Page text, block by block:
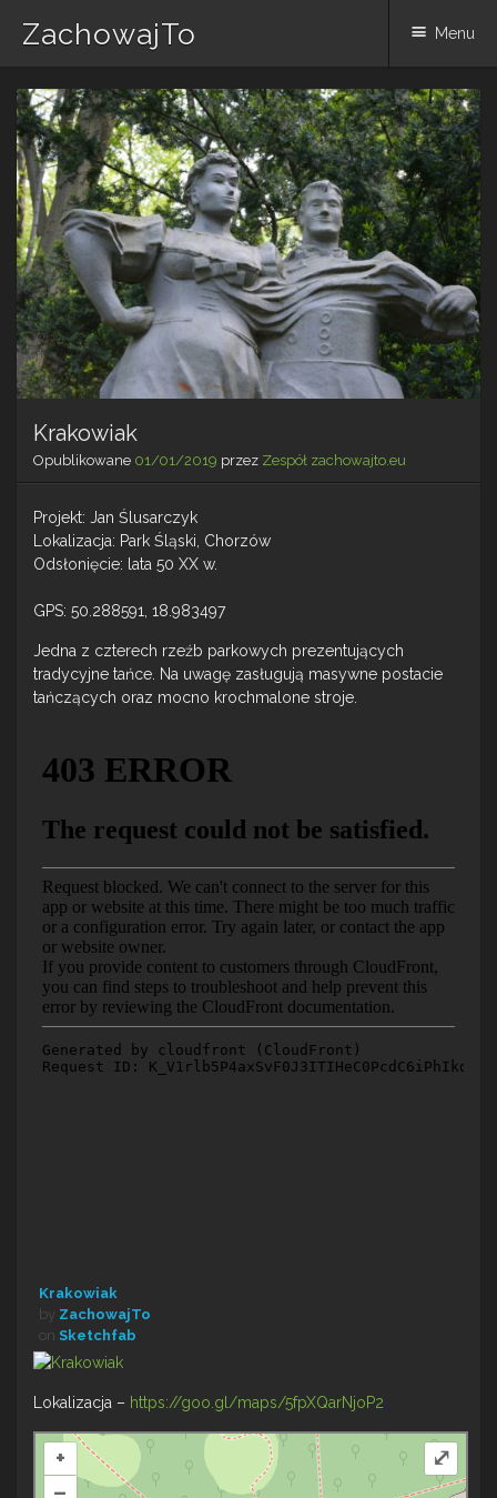
ZachowajTo Menu
Skip
to
content
Krakowiak
Opublikowane 01/01/2019 przez Zespół zachowajto.eu
Projekt: Jan Ślusarczyk
Lokalizacja: Park Śląski, Chorzów
Odsłonięcie: lata 50 XX w.
GPS: 50.288591, 18.983497
Jedna z czterech rzeźb parkowych prezentujących
tradycyjne tańce. Na uwagę zasługują masywne postacie
tańczących oraz mocno krochmalone stroje.
Krakowiak
by ZachowajTo
on Sketchfab
Lokalizacja – https://goo.gl/maps/5fpXQarNjoP2
+
–
⤢